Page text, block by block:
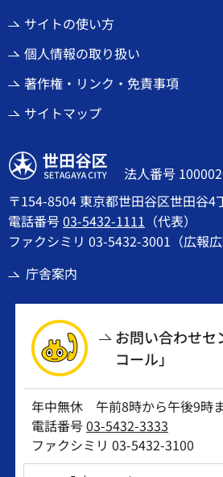
サイトの使い方
個人情報の取り扱い
著作権・リンク・免責事項
サイトマップ
世田谷区
法人番号
〒154-8504 東京都世田谷区世田谷4
電話番号03-5432-1111 （代表）
ファクシミリ 03-5432-3001（広報広
庁舎案内
お問い合わせセ
コール」
年中無休 午前8時から午後9時
電話番号03-5432-3333
ファクシミリ 03-5432-3100